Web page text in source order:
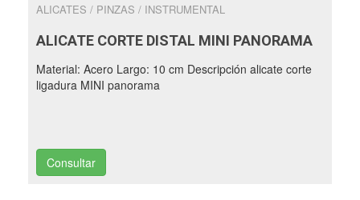
ALICATES / PINZAS / INSTRUMENTAL
ALICATE CORTE DISTAL MINI PANORAMA
Material: Acero Largo: 10 cm Descripción alicate corte
ligadura MINI panorama
Consultar